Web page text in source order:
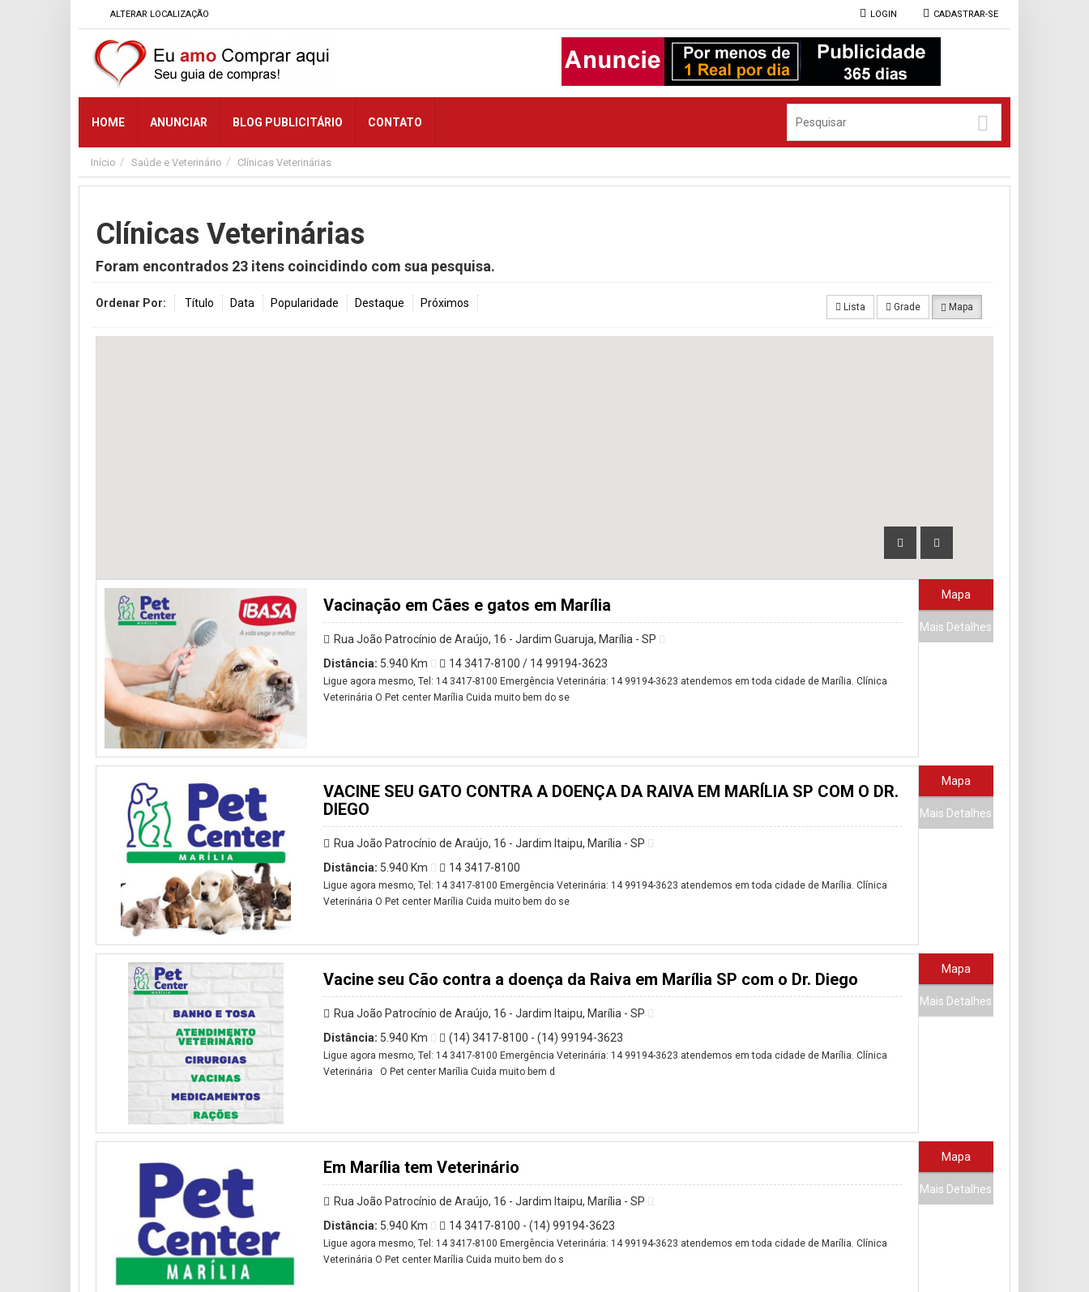
LOGIN CADASTRAR-SE
ALTERAR LOCALIZAÇÃO
HOME ANUNCIAR BLOG PUBLICITÁRIO CONTATO
Início Saúde e Veterinário Clínicas Veterinárias
Clínicas Veterinárias
Foram encontrados 23 itens coincidindo com sua pesquisa.
Ordenar Por: Título Data Popularidade Destaque Próximos Lista Grade Mapa
Vacinação em Cães e gatos em Marília
Rua João Patrocínio de Araújo, 16 - Jardim Guaruja, Marília - SP
Distância: 5.940 Km 14 3417-8100 / 14 99194-3623
Ligue agora mesmo, Tel: 14 3417-8100 Emergência Veterinária: 14 99194-3623 atendemos em toda cidade de Marília. Clínica
Veterinária O Pet center Marília Cuida muito bem do se
Mapa
Mais Detalhes
VACINE SEU GATO CONTRA A DOENÇA DA RAIVA EM MARÍLIA SP COM O DR.
DIEGO
Rua João Patrocínio de Araújo, 16 - Jardim Itaipu, Marília - SP
Distância: 5.940 Km 14 3417-8100
Ligue agora mesmo, Tel: 14 3417-8100 Emergência Veterinária: 14 99194-3623 atendemos em toda cidade de Marília. Clínica
Veterinária O Pet center Marília Cuida muito bem do se
Mapa
Mais Detalhes
Vacine seu Cão contra a doença da Raiva em Marília SP com o Dr. Diego
Rua João Patrocínio de Araújo, 16 - Jardim Itaipu, Marília - SP
Distância: 5.940 Km (14) 3417-8100 - (14) 99194-3623
Ligue agora mesmo, Tel: 14 3417-8100 Emergência Veterinária: 14 99194-3623 atendemos em toda cidade de Marília. Clínica
Veterinária O Pet center Marília Cuida muito bem d
Mapa
Mais Detalhes
Em Marília tem Veterinário
Rua João Patrocínio de Araújo, 16 - Jardim Itaipu, Marília - SP
Distância: 5.940 Km 14 3417-8100 - (14) 99194-3623
Ligue agora mesmo, Tel: 14 3417-8100 Emergência Veterinária: 14 99194-3623 atendemos em toda cidade de Marília. Clínica
Veterinária O Pet center Marília Cuida muito bem do s
Mapa
Mais Detalhes